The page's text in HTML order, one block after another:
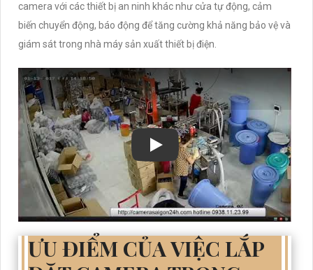
camera với các thiết bị an ninh khác như cửa tự động, cảm
biến chuyển động, báo động để tăng cường khả năng bảo vệ và
giám sát trong nhà máy sản xuất thiết bị điện.
ƯU ĐIỂM CỦA VIỆC LẮP